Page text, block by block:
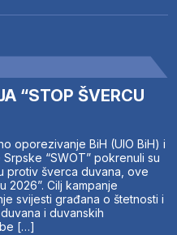
“STOP ŠVERCU
oporezivanje BiH (UIO BiH) i
“SWOT” pokrenuli su
protiv šverca duvana, ove
2026”. Cilj kampanje
svijesti građana o štetnosti i
i duvanskih
[…]